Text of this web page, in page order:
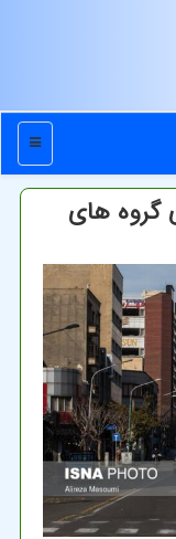
منو
گروه های